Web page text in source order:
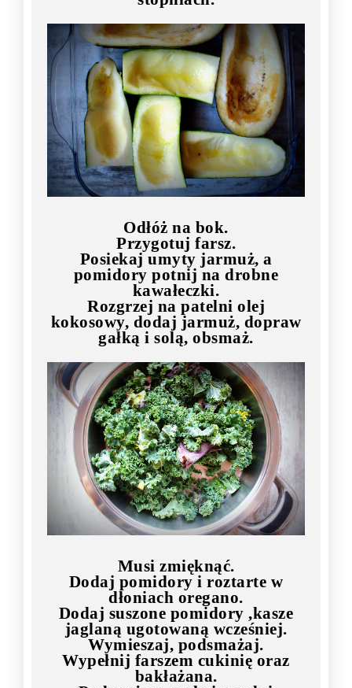
Odłóż na bok.
Przygotuj farsz.
Posiekaj umyty jarmuż, a
pomidory potnij na drobne
kawałeczki.
Rozgrzej na patelni olej
kokosowy, dodaj jarmuż, dopraw
gałką i solą, obsmaż.
Musi zmięknąć.
Dodaj pomidory i roztarte w
dłoniach oregano.
Dodaj suszone pomidory ,kasze
jaglaną ugotowaną wcześniej.
Wymieszaj, podsmażaj.
Wypełnij farszem cukinię oraz
bakłażana.